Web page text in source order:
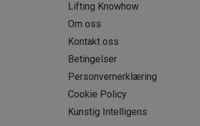
Lifting Knowhow
Om oss
Kontakt oss
Betingelser
Personvernerklæring
Cookie Policy
Kunstig Intelligens